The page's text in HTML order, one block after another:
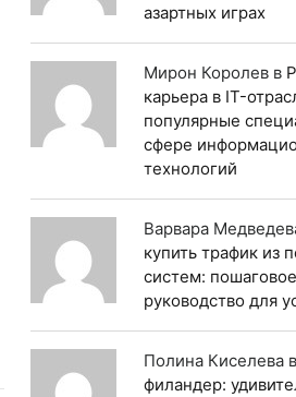
азартных играх
Мирон Королев в
карьера в IT-
популярные
сфере
технологий
Варвара
купить трафик из
систем: пошаговое
руководство для
Полина Киселева в
филандер: